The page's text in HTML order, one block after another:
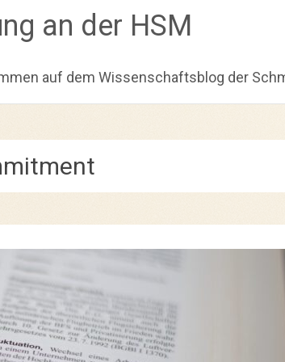
an der HSM
auf dem Wissenschaftsblog der